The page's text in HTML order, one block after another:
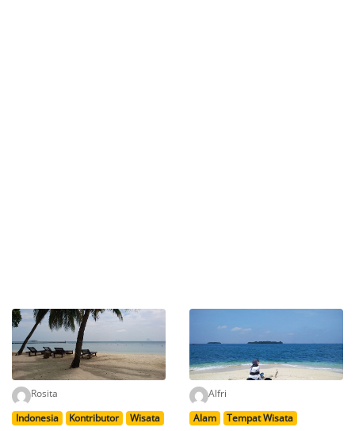
Rosita
Indonesia
Kontributor Wisata
Alfri
Alam
Tempat Wisata